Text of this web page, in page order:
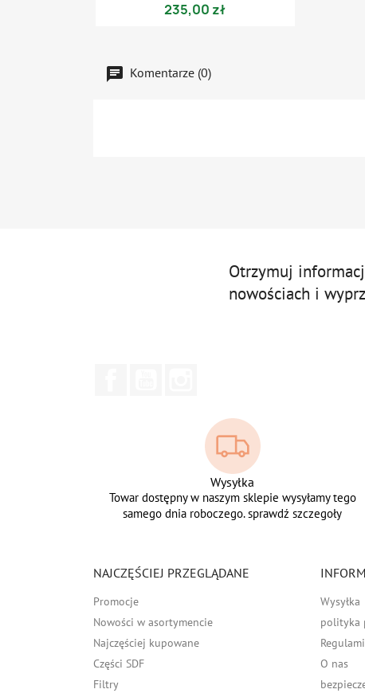
235,00 zł
Komentarze (0)
Otrzymuj
nowościach i
Wysyłka
Towar dostępny w naszym sklepie wysyłamy tego
samego dnia roboczego. sprawdź szczegoły
NAJCZĘŚCIEJ PRZEGLĄDANE
Promocje
Nowości w asortymencie
Najczęściej kupowane
Części SDF
Filtry
Wysyłka
polityka
O nas